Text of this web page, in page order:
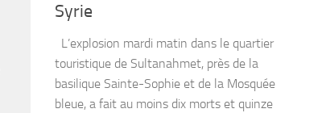
Syrie
L’explosion mardi matin dans le quartier
touristique de Sultanahmet, près de la
basilique Sainte-Sophie et de la Mosquée
bleue, a fait au moins dix morts et quinze